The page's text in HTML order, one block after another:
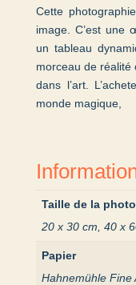
Cette
image. C’est une
un tableau
morceau de réalité
dans l’art.
monde magique,
Taille de la photo
20 x 30 cm, 40 x
Papier
Hahnemühle Fine